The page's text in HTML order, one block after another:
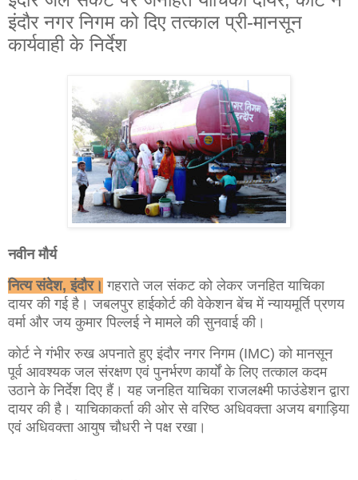
इंदौर नगर निगम को दिए तत्काल प्री-मानसून
कार्यवाही के निर्देश
नवीन मौर्य
नित्य संदेश, इंदौर। गहराते जल संकट को लेकर जनहित याचिका
दायर की गई है। जबलपुर हाईकोर्ट की वेकेशन बेंच में न्यायमूर्ति प्रणय
वर्मा और जय कुमार पिल्लई ने मामले की सुनवाई की।
कोर्ट ने गंभीर रुख अपनाते हुए इंदौर नगर निगम (IMC) को मानसून
पूर्व आवश्यक जल संरक्षण एवं पुनर्भरण कार्यों के लिए तत्काल कदम
उठाने के निर्देश दिए हैं। यह जनहित याचिका राजलक्ष्मी फाउंडेशन द्वारा
दायर की है। याचिकाकर्ता की ओर से वरिष्ठ अधिवक्ता अजय बगाड़िया
एवं अधिवक्ता आयुष चौधरी ने पक्ष रखा।